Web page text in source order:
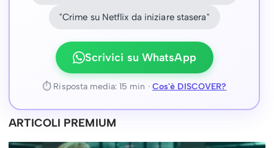
"Crime su Netflix da iniziare stasera"
Scrivici su WhatsApp
⏱ Risposta media: 15 min · Cos'è DISCOVER?
ARTICOLI PREMIUM